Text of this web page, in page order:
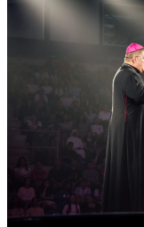
stretnutie
mládeže
sobotným
programom